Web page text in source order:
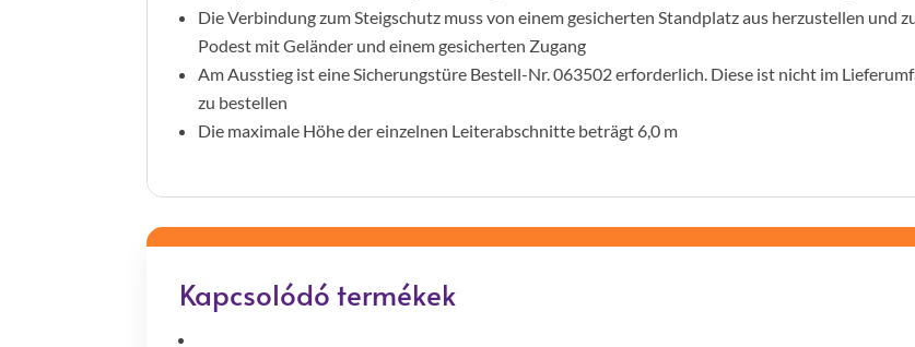
Die Verbindung zum Steigschutz muss von einem gesicherten Standplatz aus herzustellen und
Podest mit Geländer und einem gesicherten Zugang
Am Ausstieg ist eine Sicherungstüre Bestell-Nr. 063502 erforderlich. Diese ist nicht im
zu bestellen
Die maximale Höhe der einzelnen Leiterabschnitte beträgt 6,0 m
Kapcsolódó termékek